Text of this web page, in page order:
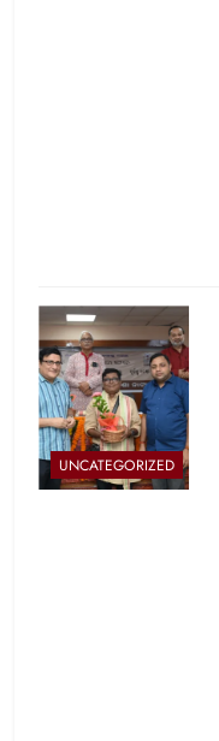
UNCATEGORIZED